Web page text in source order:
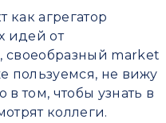
как агрегатор
идей от
своеобразный market
пользуемся, не вижу
в том, чтобы узнать в
коллеги.